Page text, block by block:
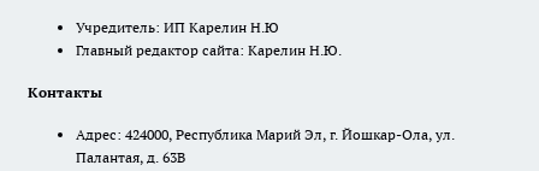
Учредитель: ИП Карелин Н.Ю
Главный редактор сайта: Карелин Н.Ю.
Контакты
Адрес: 424000, Республика Марий Эл, г. Йошкар-Ола, ул.
Палантая, д. 63В